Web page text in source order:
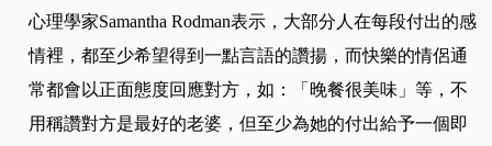
心理學家Samantha Rodman表示，大部分人在每段付出的感
情裡，都至少希望得到一點言語的讚揚，而快樂的情侶通
常都會以正面態度回應對方，如：「晚餐很美味」等，不
用稱讚對方是最好的老婆，但至少為她的付出給予一個即